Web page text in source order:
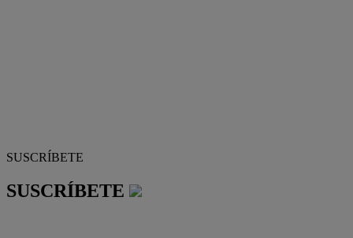
SUSCRÍBETE
SUSCRÍBETE